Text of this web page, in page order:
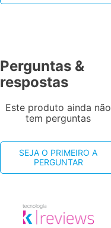
Perguntas &
respostas
Este produto ainda não
tem perguntas
SEJA O PRIMEIRO A
PERGUNTAR